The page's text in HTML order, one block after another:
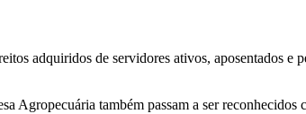
adquiridos de servidores ativos, aposentados e
Agropecuária também passam a ser